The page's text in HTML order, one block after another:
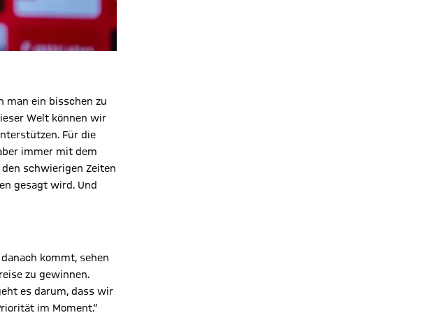
man ein bisschen zu
Welt können wir
Für die
immer mit dem
schwierigen Zeiten
gesagt wird. Und
kommt, sehen
zu gewinnen.
es darum, dass wir
im Moment.“